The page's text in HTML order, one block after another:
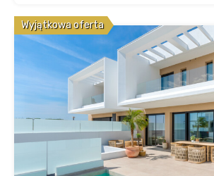
Wyjątkowa oferta